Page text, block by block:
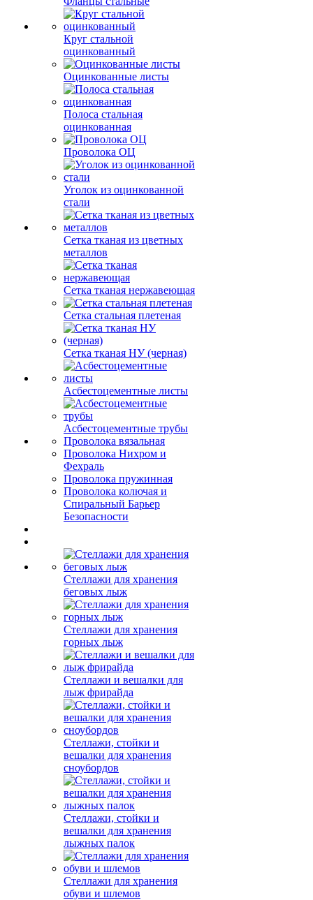
Круг стальной
оцинкованный
Оцинкованные листы
Полоса стальная
оцинкованная
Проволока ОЦ
Уголок из оцинкованной
стали
Сетка тканая из цветных
металлов
Сетка тканая нержавеющая
Сетка стальная плетеная
Сетка тканая НУ (черная)
Асбестоцементные листы
Асбестоцементные трубы
Проволока вязальная
Проволока Нихром и
Фехраль
Проволока пружинная
Проволока колючая и
Спиральный Барьер
Безопасности
Стеллажи для хранения
беговых лыж
Стеллажи для хранения
горных лыж
Стеллажи и вешалки для
лыж фрирайда
Стеллажи, стойки и
вешалки для хранения
сноубордов
Стеллажи, стойки и
вешалки для хранения
лыжных палок
Стеллажи для хранения
обуви и шлемов